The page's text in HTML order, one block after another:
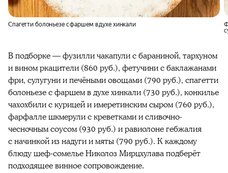
Спагетти болоньезе с фаршем в духе хинкали
В подборке — фузилли чакапули с бараниной, тархуном
и вином ркацители (860 руб.), фетучини с баклажанами
фри, сулугуни и печёными овощами (790 руб.), спагетти
болоньезе с фаршем в духе хинкали (730 руб.), конкилье
чахохбили с курицей и имеретинским сыром (760 руб.),
фарфалле шкмерули с креветками и сливочно-
чесночным соусом (930 руб.) и равиолоне гебжалия
с начинкой из надуги и мяты (790 руб.). К каждому
блюду шеф-сомелье Николоз Мирцхулава подберёт
подходящее винное сопровождение.